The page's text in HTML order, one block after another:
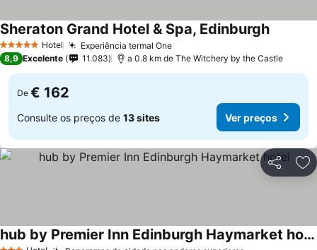
5 Estrelas Hotel Experiência termal OneVer preços
Sheraton Grand Hotel & Spa, EdinburghVer
8,9 Excelente 11.083 a 0.8 km de The Witchery by the Castle
De € 162
Consulte os preços de 13 sites Ver preços
Partilhar
hub by Premier Inn Edinburgh Haymarket hotel